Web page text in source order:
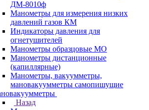
ДМ-8010ф
Манометры для измерения низких
давлений газов КМ
Индикаторы давления для
огнетушителей
Манометры образцовые МО
Манометры дистанционные
(капиллярные)
Манометры, вакуумметры,
мановакуумметры самопишущие
Назад